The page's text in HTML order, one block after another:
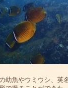
幼魚やウミウシ、英